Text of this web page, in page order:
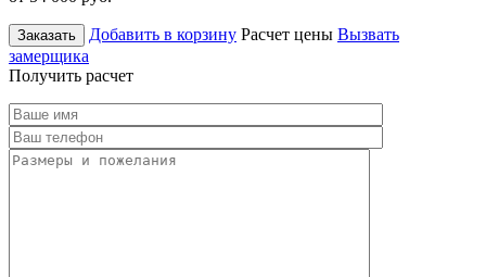
Заказать Добавить в корзину Расчет цены Вызвать
замерщика
Получить расчет